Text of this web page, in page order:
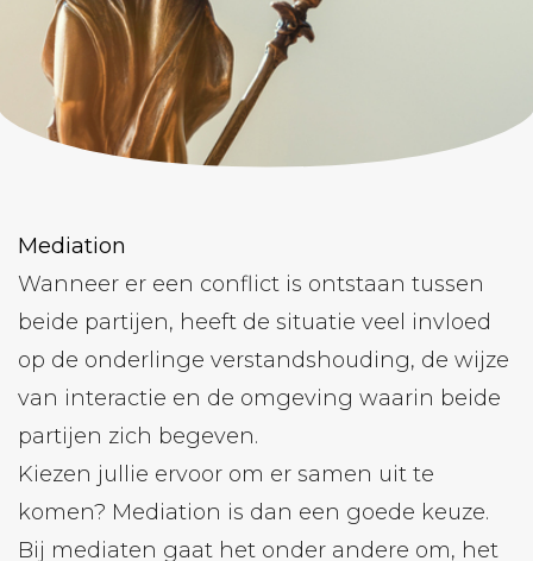
Mediation
Wanneer er een conflict is ontstaan tussen
beide partijen, heeft de situatie veel invloed
op de onderlinge verstandshouding, de wijze
van interactie en de omgeving waarin beide
partijen zich begeven.
Kiezen jullie ervoor om er samen uit te
komen? Mediation is dan een goede keuze.
Bij mediaten gaat het onder andere om, het